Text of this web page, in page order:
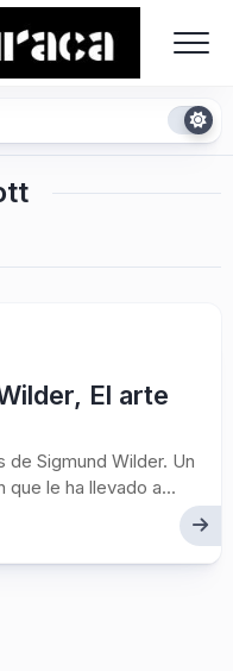
El arte
Sigmund Wilder. Un
le ha llevado a...